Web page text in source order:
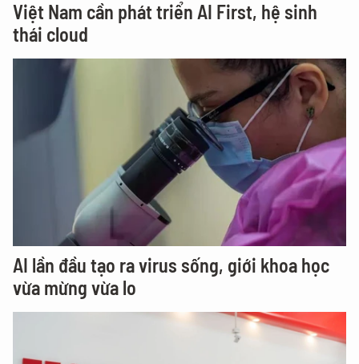
Việt Nam cần phát triển AI First, hệ sinh
thái cloud
AI lần đầu tạo ra virus sống, giới khoa học
vừa mừng vừa lo